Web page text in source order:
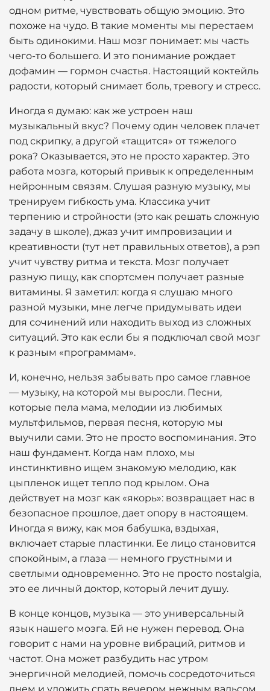
одном ритме, чувствовать общую эмоцию. Это
похоже на чудо. В такие моменты мы перестаем
быть одинокими. Наш мозг понимает: мы часть
чего-то большего. И это понимание рождает
дофамин — гормон счастья. Настоящий коктейль
радости, который снимает боль, тревогу и стресс.
Иногда я думаю: как же устроен наш
музыкальный вкус? Почему один человек плачет
под скрипку, а другой «тащится» от тяжелого
рока? Оказывается, это не просто характер. Это
работа мозга, который привык к определенным
нейронным связям. Слушая разную музыку, мы
тренируем гибкость ума. Классика учит
терпению и стройности (это как решать сложную
задачу в школе), джаз учит импровизации и
креативности (тут нет правильных ответов), а рэп
учит чувству ритма и текста. Мозг получает
разную пищу, как спортсмен получает разные
витамины. Я заметил: когда я слушаю много
разной музыки, мне легче придумывать идеи
для сочинений или находить выход из сложных
ситуаций. Это как если бы я подключал свой мозг
к разным «программам».
И, конечно, нельзя забывать про самое главное
— музыку, на которой мы выросли. Песни,
которые пела мама, мелодии из любимых
мультфильмов, первая песня, которую мы
выучили сами. Это не просто воспоминания. Это
наш фундамент. Когда нам плохо, мы
инстинктивно ищем знакомую мелодию, как
цыпленок ищет тепло под крылом. Она
действует на мозг как «якорь»: возвращает нас в
безопасное прошлое, дает опору в настоящем.
Иногда я вижу, как моя бабушка, вздыхая,
включает старые пластинки. Ее лицо становится
спокойным, а глаза — немного грустными и
светлыми одновременно. Это не просто nostalgia,
это ее личный доктор, который лечит душу.
В конце концов, музыка — это универсальный
язык нашего мозга. Ей не нужен перевод. Она
говорит с нами на уровне вибраций, ритмов и
частот. Она может разбудить нас утром
энергичной мелодией, помочь сосредоточиться